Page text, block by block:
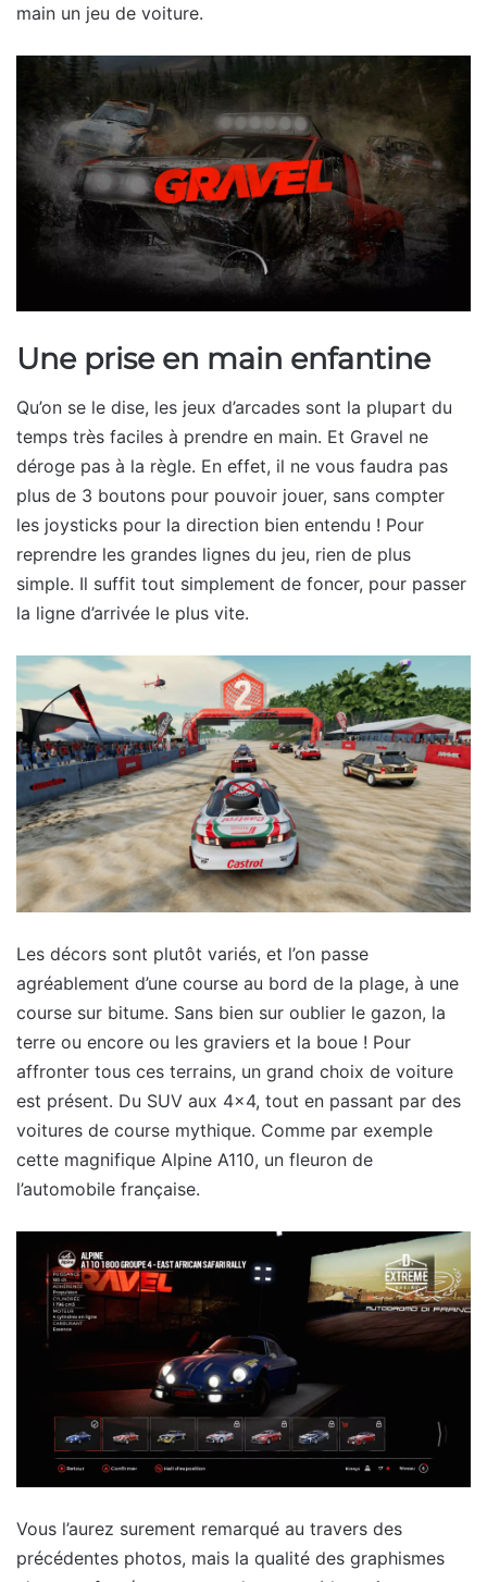
main un jeu de voiture.
Une prise en main enfantine
Qu’on se le dise, les jeux d’arcades sont la plupart du
temps très faciles à prendre en main. Et Gravel ne
déroge pas à la règle. En effet, il ne vous faudra pas
plus de 3 boutons pour pouvoir jouer, sans compter
les joysticks pour la direction bien entendu ! Pour
reprendre les grandes lignes du jeu, rien de plus
simple. Il suffit tout simplement de foncer, pour passer
la ligne d’arrivée le plus vite.
Les décors sont plutôt variés, et l’on passe
agréablement d’une course au bord de la plage, à une
course sur bitume. Sans bien sur oublier le gazon, la
terre ou encore ou les graviers et la boue ! Pour
affronter tous ces terrains, un grand choix de voiture
est présent. Du SUV aux 4×4, tout en passant par des
voitures de course mythique. Comme par exemple
cette magnifique Alpine A110, un fleuron de
l’automobile française.
Vous l’aurez surement remarqué au travers des
précédentes photos, mais la qualité des graphismes